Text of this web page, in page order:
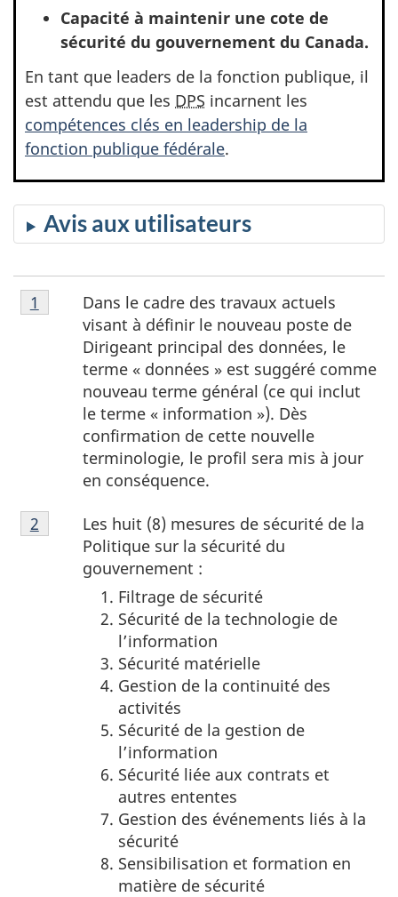
Capacité à maintenir une cote de
sécurité du gouvernement du Canada.
En tant que leaders de la fonction publique, il
est attendu que les DPS incarnent les
compétences clés en leadership de la
fonction publique fédérale.
Avis aux utilisateurs
Notes
de
Dans le cadre des travaux actuels
visant à définir le nouveau poste de
Dirigeant principal des données, le
terme « données »est suggéré comme
nouveau terme général (ce qui inclut
le terme « information »). Dès
confirmation de cette nouvelle
terminologie, le profil sera mis à jour
en conséquence.
Retour à la référence de la note de bas de page
1
Notes
de
Les huit (8) mesures de sécurité de la
Politique sur la sécurité du
gouvernement :
Filtrage de sécurité
Sécurité de la technologie de
l’information
Sécurité matérielle
Gestion de la continuité des
activités
Sécurité de la gestion de
l’information
Sécurité liée aux contrats et
autres ententes
Gestion des événements liés à la
sécurité
Sensibilisation et formation en
matière de sécurité
Retour à la référence de la note de bas de page
2